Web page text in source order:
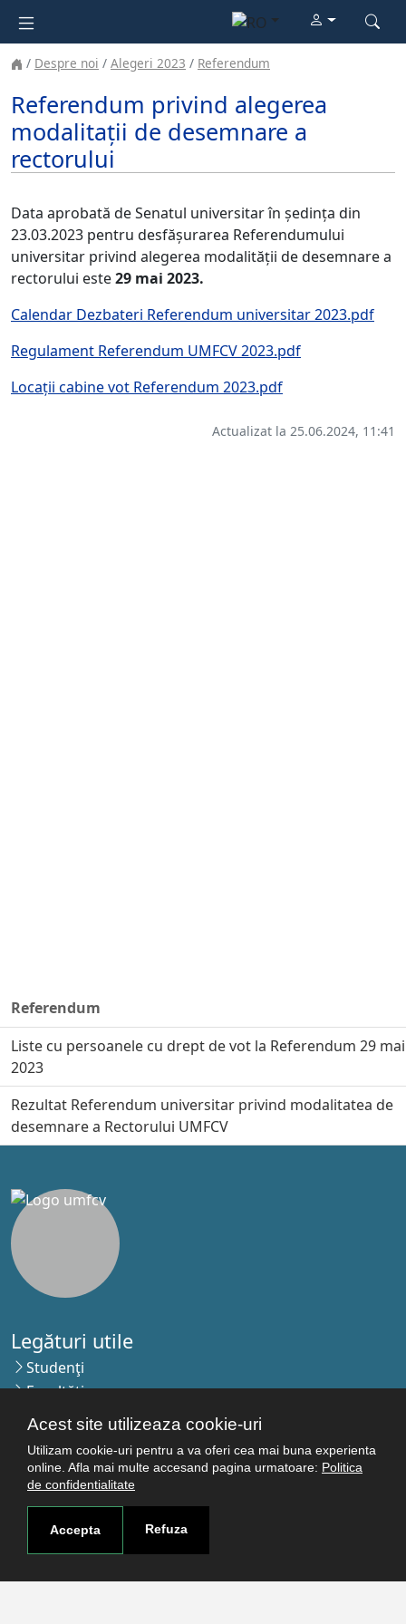
Acest site utilizeaza cookie-uri
Utilizam cookie-uri pentru a va oferi cea mai buna experienta
online. Afla mai multe accesand pagina urmatoare: Politica
de confidentialitate
Accepta Refuza
Despre noi Alegeri 2023 Referendum
Referendum
Liste cu persoanele cu drept de vot la Referendum 29 mai
2023
Rezultat Referendum universitar privind modalitatea de
desemnare a Rectorului UMFCV
Referendum privind alegerea
modalitații de desemnare a
rectorului
Data aprobată de Senatul universitar în ședința din
23.03.2023 pentru desfășurarea Referendumului
universitar privind alegerea modalității de desemnare a
rectorului este29 mai 2023.
Calendar Dezbateri Referendum universitar 2023.pdf
Regulament Referendum UMFCV 2023.pdf
Locații cabine vot Referendum 2023.pdf
Actualizat la 25.06.2024, 11:41
Legături utile
Studenţi
Facultăţi
Cercetare
Politica de confidenţialitate
Autentificare
Contact
Pagina de contact